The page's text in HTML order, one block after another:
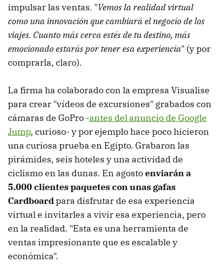
impulsar las ventas. "Vemos la realidad virtual
como una innovación que cambiará el negocio de los
viajes. Cuanto más cerca estés de tu destino, más
emocionado estarás por tener esa experiencia" (y por
comprarla, claro).
La firma ha colaborado con la empresa Visualise
para crear "vídeos de excursiones" grabados con
cámaras de GoPro -antes del anuncio de Google
Jump, curioso- y por ejemplo hace poco hicieron
una curiosa prueba en Egipto. Grabaron las
pirámides, seis hoteles y una actividad de
ciclismo en las dunas. En agostoenviarán a
5.000 clientes paquetes con unas gafas
Cardboardpara disfrutar de esa experiencia
virtual e invitarles a vivir esa experiencia, pero
en la realidad. "Esta es una herramienta de
ventas impresionante que es escalable y
económica".